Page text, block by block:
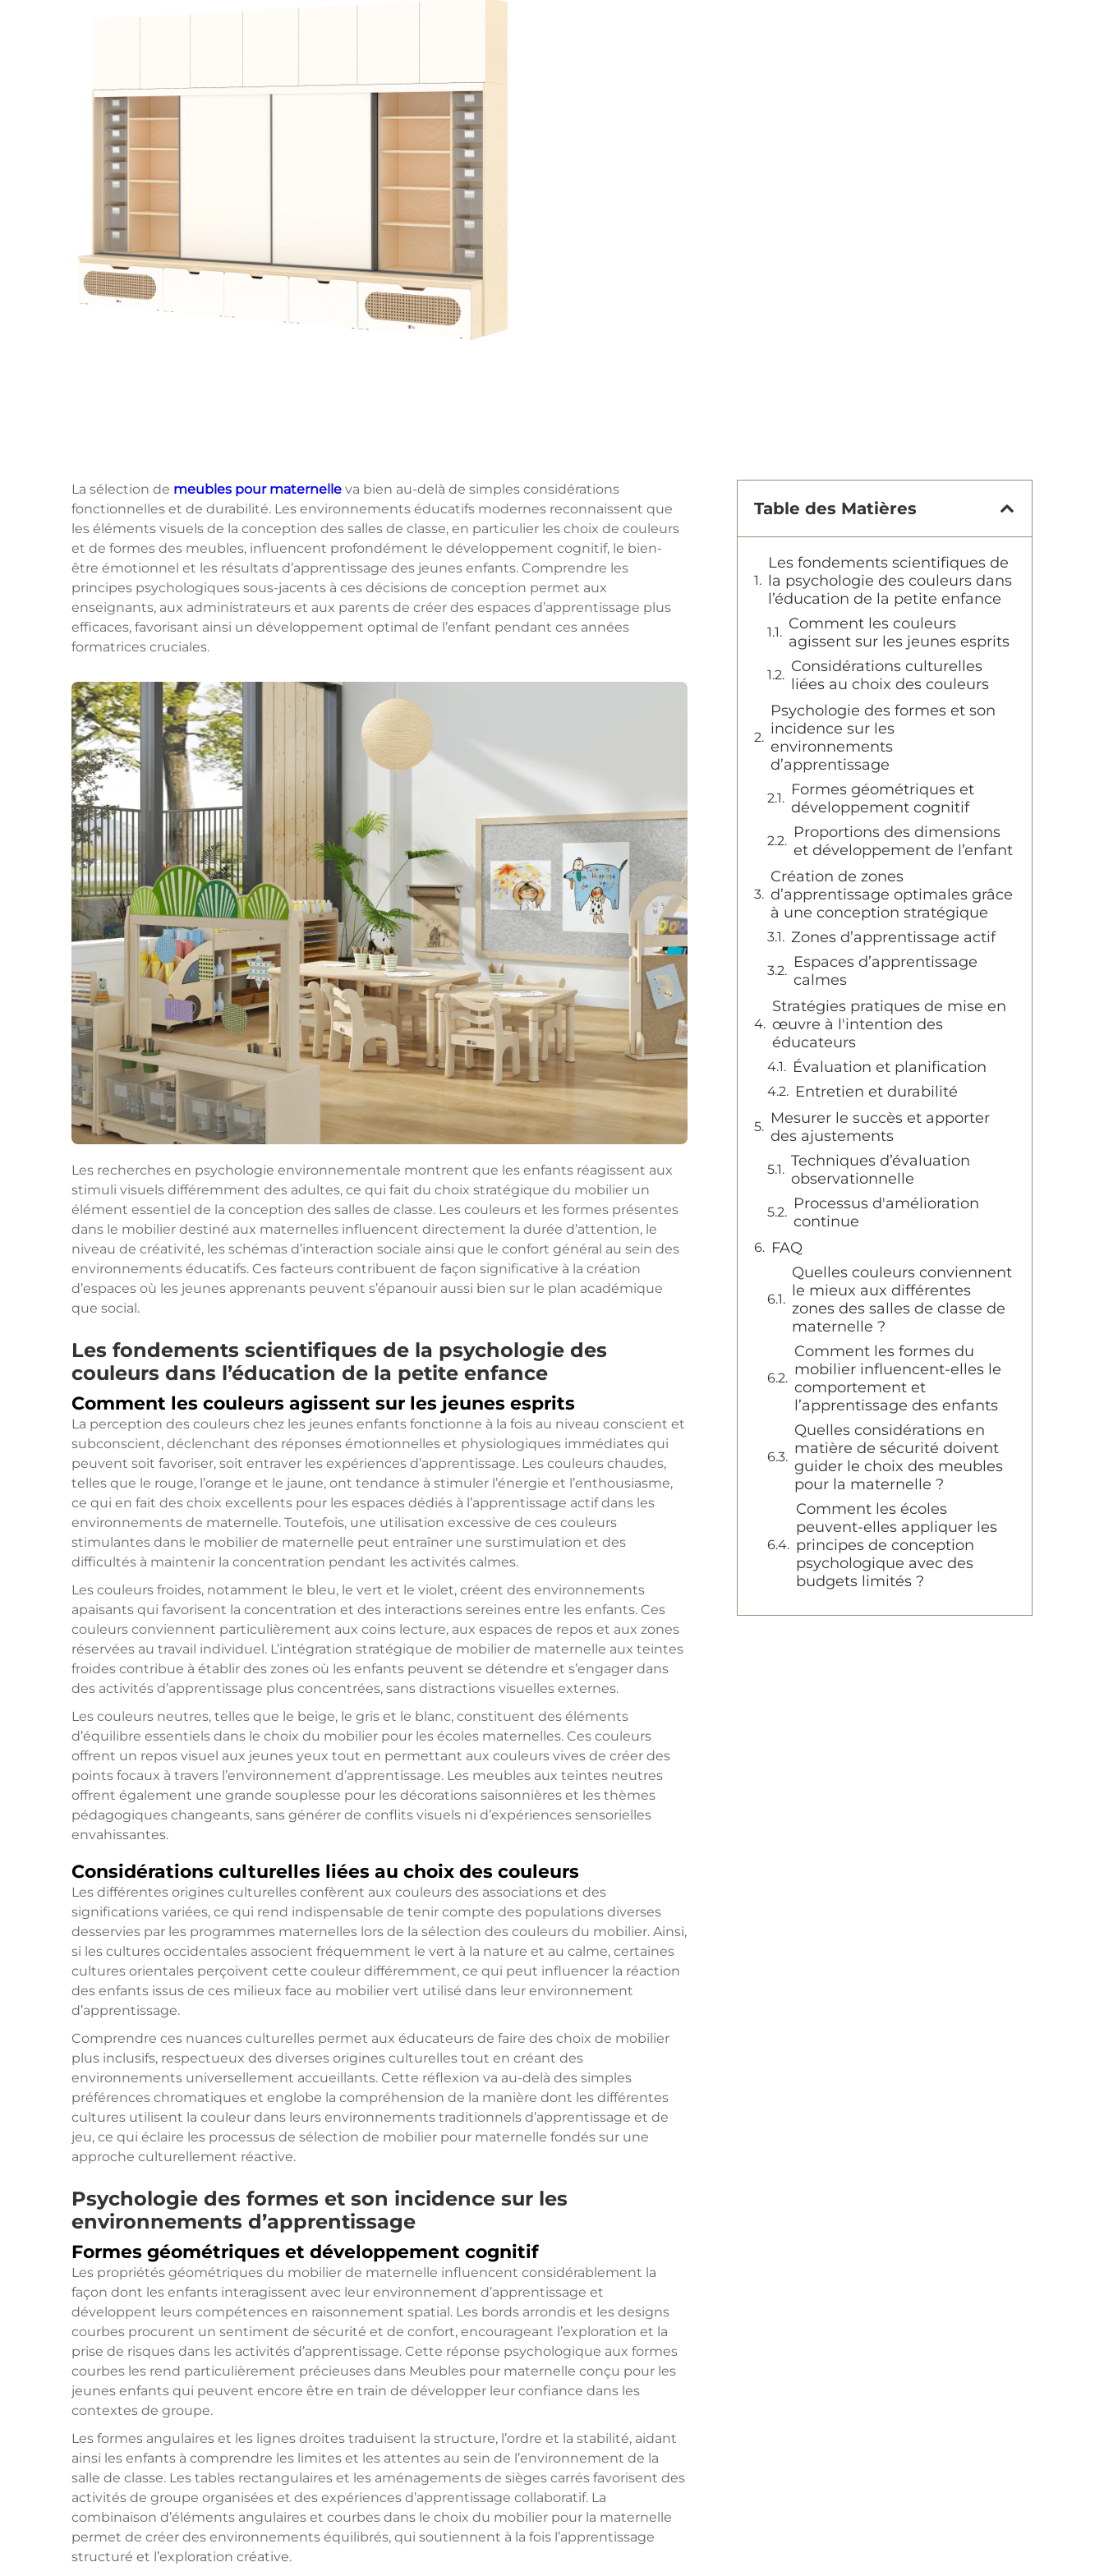
La sélection de meubles pour maternelle va bien au-delà de simples considérations
fonctionnelles et de durabilité. Les environnements éducatifs modernes reconnaissent que
les éléments visuels de la conception des salles de classe, en particulier les choix de couleurs
et de formes des meubles, influencent profondément le développement cognitif, le bien-
être émotionnel et les résultats d’apprentissage des jeunes enfants. Comprendre les
principes psychologiques sous-jacents à ces décisions de conception permet aux
enseignants, aux administrateurs et aux parents de créer des espaces d’apprentissage plus
efficaces, favorisant ainsi un développement optimal de l’enfant pendant ces années
formatrices cruciales.
Les recherches en psychologie environnementale montrent que les enfants réagissent aux
stimuli visuels différemment des adultes, ce qui fait du choix stratégique du mobilier un
élément essentiel de la conception des salles de classe. Les couleurs et les formes présentes
dans le mobilier destiné aux maternelles influencent directement la durée d’attention, le
niveau de créativité, les schémas d’interaction sociale ainsi que le confort général au sein des
environnements éducatifs. Ces facteurs contribuent de façon significative à la création
d’espaces où les jeunes apprenants peuvent s’épanouir aussi bien sur le plan académique
que social.
Les fondements scientifiques de la psychologie des
couleurs dans l’éducation de la petite enfance
Comment les couleurs agissent sur les jeunes esprits
La perception des couleurs chez les jeunes enfants fonctionne à la fois au niveau conscient et
subconscient, déclenchant des réponses émotionnelles et physiologiques immédiates qui
peuvent soit favoriser, soit entraver les expériences d’apprentissage. Les couleurs chaudes,
telles que le rouge, l’orange et le jaune, ont tendance à stimuler l’énergie et l’enthousiasme,
ce qui en fait des choix excellents pour les espaces dédiés à l’apprentissage actif dans les
environnements de maternelle. Toutefois, une utilisation excessive de ces couleurs
stimulantes dans le mobilier de maternelle peut entraîner une surstimulation et des
difficultés à maintenir la concentration pendant les activités calmes.
Les couleurs froides, notamment le bleu, le vert et le violet, créent des environnements
apaisants qui favorisent la concentration et des interactions sereines entre les enfants. Ces
couleurs conviennent particulièrement aux coins lecture, aux espaces de repos et aux zones
réservées au travail individuel. L’intégration stratégique de mobilier de maternelle aux teintes
froides contribue à établir des zones où les enfants peuvent se détendre et s’engager dans
des activités d’apprentissage plus concentrées, sans distractions visuelles externes.
Les couleurs neutres, telles que le beige, le gris et le blanc, constituent des éléments
d’équilibre essentiels dans le choix du mobilier pour les écoles maternelles. Ces couleurs
offrent un repos visuel aux jeunes yeux tout en permettant aux couleurs vives de créer des
points focaux à travers l’environnement d’apprentissage. Les meubles aux teintes neutres
offrent également une grande souplesse pour les décorations saisonnières et les thèmes
pédagogiques changeants, sans générer de conflits visuels ni d’expériences sensorielles
envahissantes.
Considérations culturelles liées au choix des couleurs
Les différentes origines culturelles confèrent aux couleurs des associations et des
significations variées, ce qui rend indispensable de tenir compte des populations diverses
desservies par les programmes maternelles lors de la sélection des couleurs du mobilier. Ainsi,
si les cultures occidentales associent fréquemment le vert à la nature et au calme, certaines
cultures orientales perçoivent cette couleur différemment, ce qui peut influencer la réaction
des enfants issus de ces milieux face au mobilier vert utilisé dans leur environnement
d’apprentissage.
Comprendre ces nuances culturelles permet aux éducateurs de faire des choix de mobilier
plus inclusifs, respectueux des diverses origines culturelles tout en créant des
environnements universellement accueillants. Cette réflexion va au-delà des simples
préférences chromatiques et englobe la compréhension de la manière dont les différentes
cultures utilisent la couleur dans leurs environnements traditionnels d’apprentissage et de
jeu, ce qui éclaire les processus de sélection de mobilier pour maternelle fondés sur une
approche culturellement réactive.
Psychologie des formes et son incidence sur les
environnements d’apprentissage
Formes géométriques et développement cognitif
Les propriétés géométriques du mobilier de maternelle influencent considérablement la
façon dont les enfants interagissent avec leur environnement d’apprentissage et
développent leurs compétences en raisonnement spatial. Les bords arrondis et les designs
courbes procurent un sentiment de sécurité et de confort, encourageant l’exploration et la
prise de risques dans les activités d’apprentissage. Cette réponse psychologique aux formes
courbes les rend particulièrement précieuses dans Meubles pour maternelle conçu pour les
jeunes enfants qui peuvent encore être en train de développer leur confiance dans les
contextes de groupe.
Les formes angulaires et les lignes droites traduisent la structure, l’ordre et la stabilité, aidant
ainsi les enfants à comprendre les limites et les attentes au sein de l’environnement de la
salle de classe. Les tables rectangulaires et les aménagements de sièges carrés favorisent des
activités de groupe organisées et des expériences d’apprentissage collaboratif. La
combinaison d’éléments angulaires et courbes dans le choix du mobilier pour la maternelle
permet de créer des environnements équilibrés, qui soutiennent à la fois l’apprentissage
structuré et l’exploration créative.
Table des Matières
Les fondements scientifiques de
la psychologie des couleurs dans
l’éducation de la petite enfance
Comment les couleurs
agissent sur les jeunes esprits
Considérations culturelles
liées au choix des couleurs
Psychologie des formes et son
incidence sur les
environnements
d’apprentissage
Formes géométriques et
développement cognitif
Proportions des dimensions
et développement de l’enfant
Création de zones
d’apprentissage optimales grâce
à une conception stratégique
Zones d’apprentissage actif
Espaces d’apprentissage
calmes
Stratégies pratiques de mise en
œuvre à l'intention des
éducateurs
Évaluation et planification
Entretien et durabilité
Mesurer le succès et apporter
des ajustements
Techniques d’évaluation
observationnelle
Processus d'amélioration
continue
FAQ
Quelles couleurs conviennent
le mieux aux différentes
zones des salles de classe de
maternelle ?
Comment les formes du
mobilier influencent-elles le
comportement et
l’apprentissage des enfants
Quelles considérations en
matière de sécurité doivent
guider le choix des meubles
pour la maternelle ?
Comment les écoles
peuvent-elles appliquer les
principes de conception
psychologique avec des
budgets limités ?